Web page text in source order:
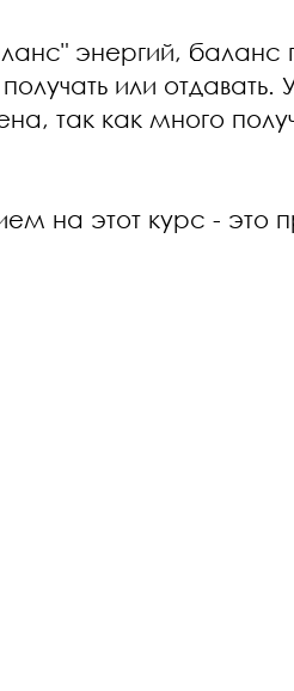
энергий, баланс
или
так как много
на этот курс - это